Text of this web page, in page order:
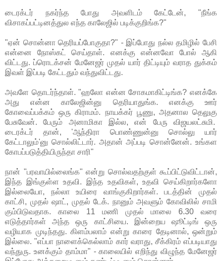
டைரக்டர் நகர்ந்த போது அவளிடம் கேட்டேன், "நீங்க
விசாகப்பட்டினத்துல எந்த காலேஜில் படிக்குறிங்க?"
"ஏன் சொன்னா தெரியப்போகுதா?" - இப்போது நல்ல தமிழில் பேசி
என்னை நோஸ்கட் செய்தாள். எனக்கு என்னவோ போல் ஆகி
விட்டது. ப்ரொடக்சன் மேனேஜர் முதல் யார் திட்டியும் வராத துக்கம்
இவள் இப்படி கேட்டதும் வந்துவிட்டது.
அவளே தொடர்ந்தாள். "ஹலோ என்ன சோகமாகிட்டிங்க? எனக்கே
அது என்ன காலேஜின்னு தெரியாதுங்க. எனக்கு ஊர்
கோவைப்பக்கம் ஒரு கிராமம். நாயக்கர் பூணு, அதனால தெலுகு
பேசுவேன். பேரும் அனாமிகா இல்ல, என் பேரு விஜயலட்சுமி.
டைரக்டர் தான், 'ஆந்திரா பொண்ணுன்னு சொல்லு யார்
கேட்டாலும்'னு சொல்லிட்டார். அதான் அப்படி சொன்னேன். உங்கள
கோபப்படுத்தியிருந்தா சாரி"
நான் "பரவாயில்லைங்க" என்று சொல்வதற்குள் கூப்பிட்டுவிட்டான்,
இந்த இங்குள்ள உதவி. இந்த உதவிகள், உதவி செய்கிறார்களோ
இல்லையோ, நல்லா உயிரை வாங்குகிறார்கள். படத்தின் முதல்
காட்சி, முதல் ஷாட், முதல் டேக். நானும் அவளும் கோவிலில் சாமி
கும்பிடுவதாக. காலை 11 மணி முதல் மாலை 6.30 வரை
எடுத்தார்கள் அந்த ஒரு காட்சியை. இன்றைய ஷூட்டிங் ஒரு
வழியாக முடிந்தது. கிளம்பலாம் என்று காரை தேடினால், ஒன்றும்
இல்லை. "எப்பா நாளைக்கெல்லாம் கார் வராது, சீக்கிரம் எப்படியாது
வந்துரு. உனக்கும் தாம்மா" - காலையில் எறிந்து விழுந்த மேனேஜர்